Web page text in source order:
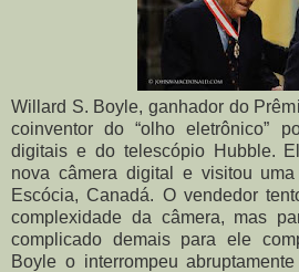
Willard S. Boyle, ganhador do
coinventor do “olho eletrônico”
digitais e do telescópio Hubble.
nova câmera digital e visitou
Escócia, Canadá. O vendedor
complexidade da câmera, mas
complicado demais para ele
Boyle o interrompeu